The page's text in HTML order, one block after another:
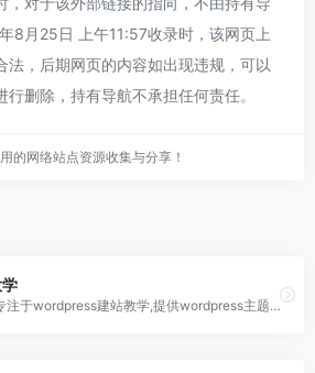
8月25日 上午11:57收录时，该网页上
法，后期网页的内容如出现违规，可以
删除，持有导航不承担任何责任。
的网络站点资源收集与分享！
WordPress大学专注于wordpress建站教学,提供wordpress主题,wordpres